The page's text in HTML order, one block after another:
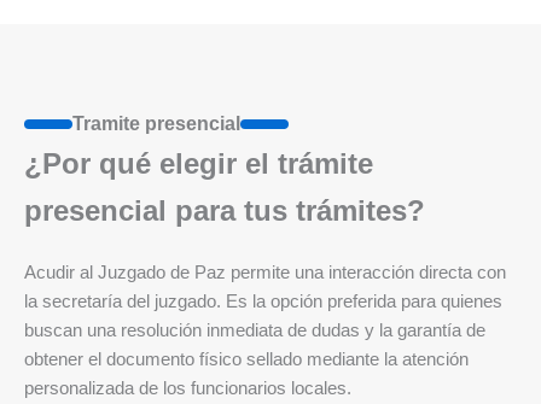
Tramite presencial
¿Por qué elegir el trámite
presencial para tus trámites?
Acudir al Juzgado de Paz permite una interacción directa con
la secretaría del juzgado. Es la opción preferida para quienes
buscan una resolución inmediata de dudas y la garantía de
obtener el documento físico sellado mediante la atención
personalizada de los funcionarios locales.